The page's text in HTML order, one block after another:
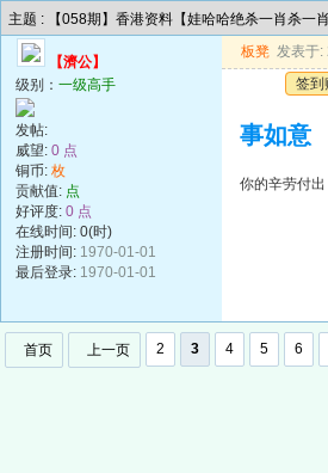
主题 : 【058期】香港资料【娃哈哈绝杀一肖杀一
【濟公】
级别： 一级高手
发帖:
威望: 0 点
铜币: 枚
贡献值: 点
好评度: 0 点
在线时间: 0(时)
注册时间: 1970-01-01
最后登录: 1970-01-01
板凳 发表于:
签到
事如意
你的辛劳付
首页 上一页 2 3 4 5 6